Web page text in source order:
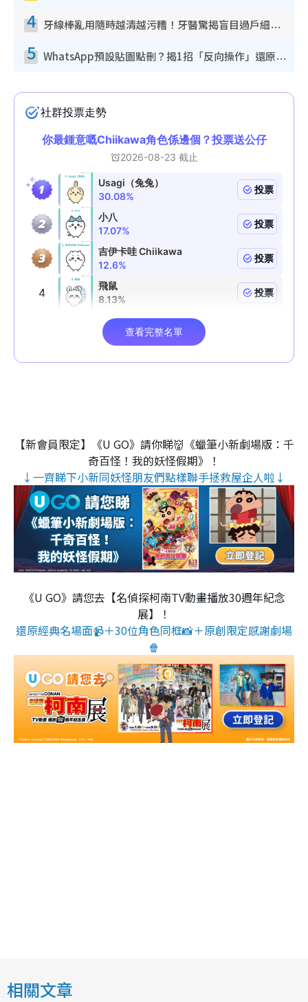
4 牙線棒亂用隨時越清越污糟！牙醫驚揭盲目過戶細菌恐致蛀牙：呢種先係日常真保養
5 WhatsApp預設貼圖點刪？揭1招「反向操作」還原簡潔介面 附3步實測教學
【新會員限定】《U GO》請你睇👹《蠟筆小新劇場版：千
奇百怪！我的妖怪假期》！
↓一齊睇下小新同妖怪朋友們點樣聯手拯救屋企人啦↓
《U GO》請您去【名偵探柯南TV動畫播放30週年紀念
展】！
還原經典名場面📹＋30位角色同框📸＋原創限定感謝劇場
🍿
相關文章